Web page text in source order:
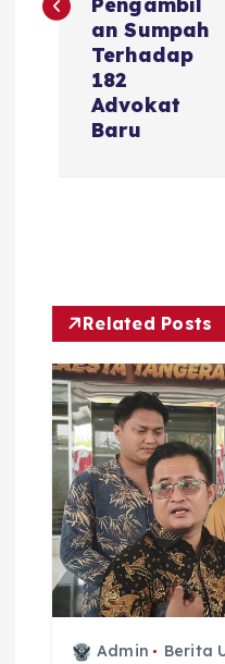
an Sumpah
Terhadap
182
Advokat
Baru
Related Posts
Admin Berita